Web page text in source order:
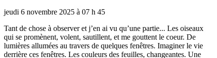
jeudi 6 novembre 2025 à 07 h 45
Tant de chose à obser­ver et j’en ai vu qu’une partie... Les oiseaux
qui se pro­mè­nent, volent, sau­tillent, et me gout­tent le coeur. De
lumiè­res allu­mées au tra­vers de quel­ques fenê­tres. Imaginer le vie
der­rière ces fenê­tres. Les cou­leurs des feuilles, chan­gean­tes. Une